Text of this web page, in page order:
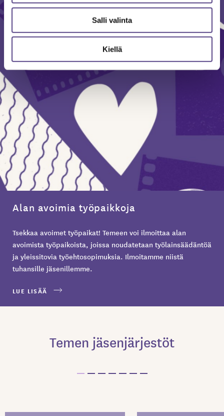
Salli valinta
Kiellä
Alan avoimia työpaikkoja
Tsekkaa avoimet työpaikat! Temeen voi ilmoittaa alan
avoimista työpaikoista, joissa noudatetaan työlainsäädäntöä
ja yleissitovia työehtosopimuksia. Ilmoitamme niistä
tuhansille jäsenillemme.
LUE LISÄÄ
Temen jäsenjärjestöt